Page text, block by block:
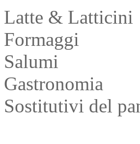
Latte & Latticini
Formaggi
Salumi
Gastronomia
Sostitutivi del